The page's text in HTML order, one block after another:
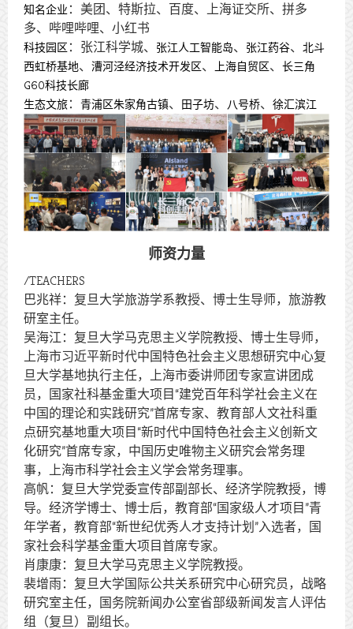
知名企业 ：美团、特斯拉、百度、上海证交所、拼多
多、哔哩哔哩、小红书
科技园区 ：张江科学城、 张江人工智能岛、 张江药谷、 北斗
西虹桥基地、 漕河泾经济技术开发区、 上海自贸区、 长三角
G60科技长廊
生态文旅： 青浦区朱家角古镇、 田子坊、 八号桥、 徐汇滨江
师资力量
/TEACHERS
巴兆祥：复旦大学旅游学系教授、博士生导师，旅游教
研室主任。
吴海江：复旦大学马克思主义学院教授、博士生导师，
上海市习近平新时代中国特色社会主义思想研究中心复
旦大学基地执行主任，上海市委讲师团专家宣讲团成
员，国家社科基金重大项目“建党百年科学社会主义在
中国的理论和实践研究”首席专家、教育部人文社科重
点研究基地重大项目“新时代中国特色社会主义创新文
化研究”首席专家，中国历史唯物主义研究会常务理
事，上海市科学社会主义学会常务理事。
高帆：复旦大学党委宣传部副部长、经济学院教授，博
导。经济学博士、博士后，教育部“国家级人才项目”青
年学者，教育部“新世纪优秀人才支持计划”入选者，国
家社会科学基金重大项目首席专家。
肖康康：复旦大学马克思主义学院教授。
裴增雨：复旦大学国际公共关系研究中心研究员，战略
研究室主任，国务院新闻办公室省部级新闻发言人评估
组（复旦）副组长。